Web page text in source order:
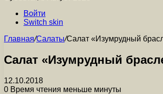
Войти
Switch skin
Главная/Салаты/Салат «Изумрудный
Салат «Изумрудный
12.10.2018
0 Время чтения меньше минуты